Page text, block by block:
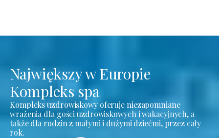
Największy w Europie
Kompleks spa
Kompleks uzdrowiskowy oferuje niezapomniane
wrażenia dla gości uzdrowiskowych i wakacyjnych, a
także dla rodzin z małymi i dużymi dziećmi, przez cały
rok.